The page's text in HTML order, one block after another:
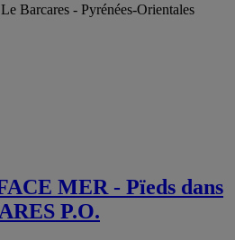
Barcares - Pyrénées-Orientales
MER - Pïeds dans
P.O.